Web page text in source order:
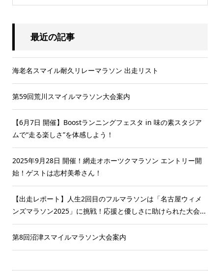
最近の記事
海老名スマイル耐久リレーマラソン 出走リスト
第59回荒川スマイルマラソン大会案内
【6月7日 開催】Boostランニングフェスタ in 味の素スタジア
ムで“走る楽しさ”を体感しよう！
2025年9月28日 開催！網走オホーツクマラソン エントリー開
始！ゲストは志村美希さん！
【出走レポート】人生2回目のフルマラソンは「名古屋ウィメ
ンズマラソン2025」に挑戦！応援と優しさに助けられた大会...
第8回沼津スマイルマラソン大会案内